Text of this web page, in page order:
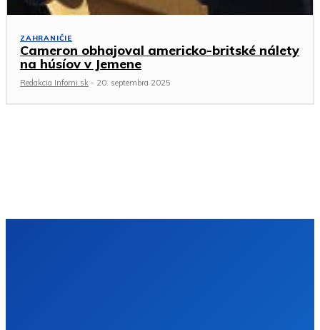
ZAHRANIČIE
Cameron obhajoval americko-britské nálety
na húsíov v Jemene
Redakcia Infomi.sk - 20. septembra 2025